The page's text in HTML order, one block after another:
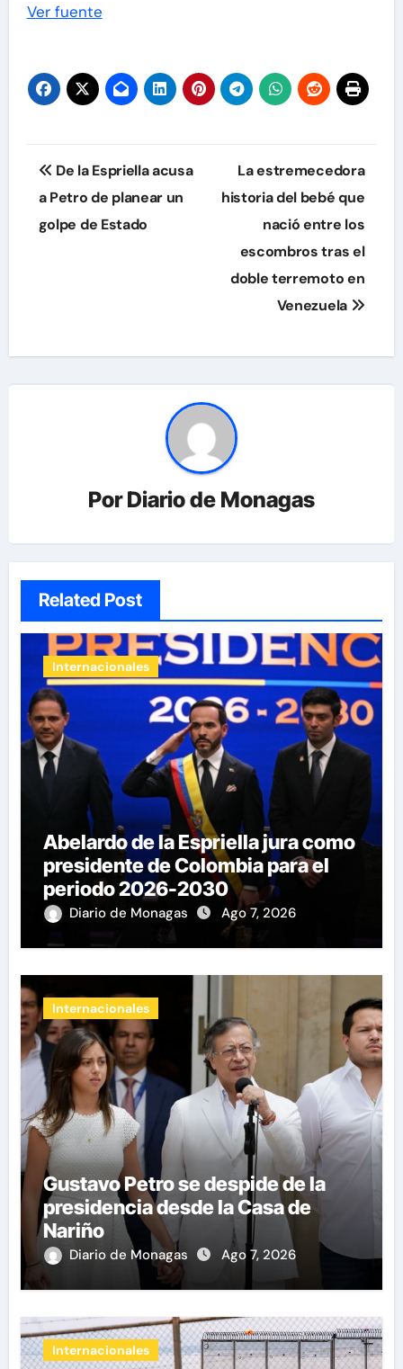
Ver fuente
Navegación
de
entradas
De la Espriella acusa
a Petro de planear un
golpe de Estado
La estremecedora
historia del bebé que
nació entre los
escombros tras el
doble terremoto en
Venezuela
PorDiario de Monagas
Related Post
Internacionales
Abelardo de la Espriella jura como
presidente de Colombia para el
periodo 2026-2030
Diario de Monagas Ago 7, 2026
Internacionales
Gustavo Petro se despide de la
presidencia desde la Casa de
Nariño
Diario de Monagas Ago 7, 2026
Internacionales